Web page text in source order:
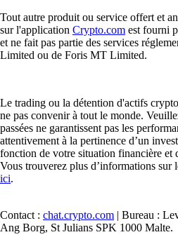
Tout autre produit ou service offert et
sur l'application Crypto.com est fourni
et ne fait pas partie des services
Limited ou de Foris MT Limited.
Le trading ou la détention d'actifs
ne pas convenir à tout le monde.
passées ne garantissent pas les
attentivement à la pertinence d’un
fonction de votre situation financière et
Vous trouverez plus d’informations sur
ici.
Contact : chat.crypto.com | Bureau :
Ang Borg, St Julians SPK 1000 Malte.